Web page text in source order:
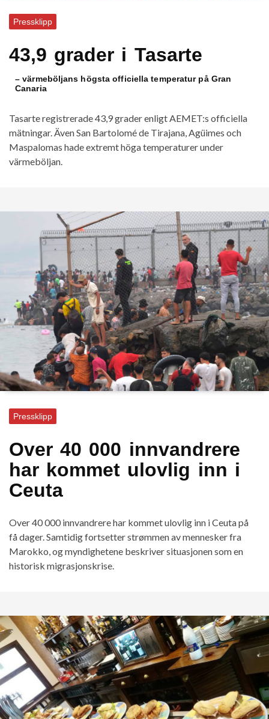
Pressklipp
43,9 grader i Tasarte
– värmeböljans högsta officiella temperatur på Gran
Canaria
Tasarte registrerade 43,9 grader enligt AEMET:s officiella
mätningar. Även San Bartolomé de Tirajana, Agüimes och
Maspalomas hade extremt höga temperaturer under
värmeböljan.
Pressklipp
Over 40 000 innvandrere
har kommet ulovlig inn i
Ceuta
Over 40 000 innvandrere har kommet ulovlig inn i Ceuta på
få dager. Samtidig fortsetter strømmen av mennesker fra
Marokko, og myndighetene beskriver situasjonen som en
historisk migrasjonskrise.